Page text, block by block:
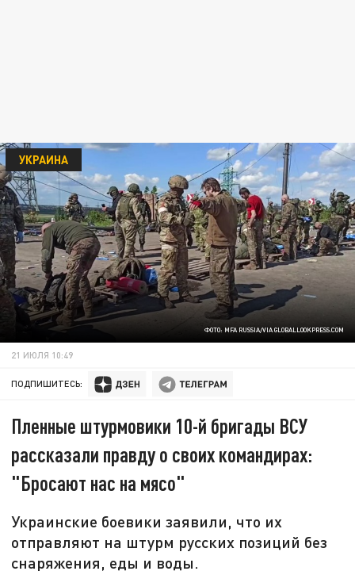
ФОТО: MFA RUSSIA/VIA GLOBALLOOKPRESS.COM
УКРАИНА
21 ИЮЛЯ 10:49
ПОДПИШИТЕСЬ:
Пленные штурмовики 10-й бригады ВСУ
рассказали правду о своих командирах:
"Бросают нас на мясо"
Украинские боевики заявили, что их
отправляют на штурм русских позиций без
снаряжения, еды и воды.